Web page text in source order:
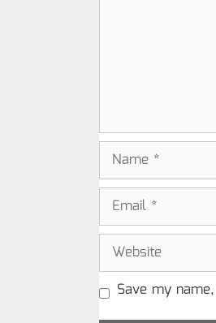
Name
Email
Website
Save my